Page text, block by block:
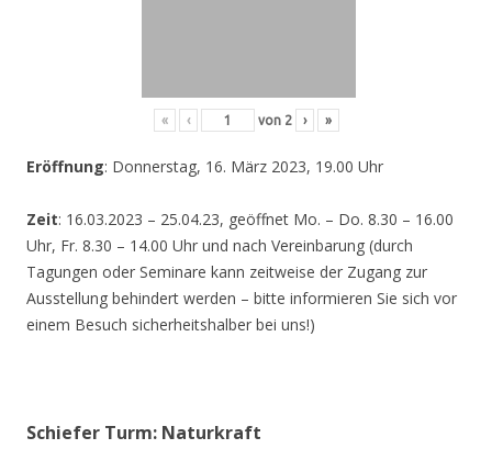
« ‹ von 2 › »
Eröffnung: Donnerstag, 16. März 2023, 19.00 Uhr
Zeit: 16.03.2023 – 25.04.23, geöffnet Mo. – Do. 8.30 – 16.00
Uhr, Fr. 8.30 – 14.00 Uhr und nach Vereinbarung (durch
Tagungen oder Seminare kann zeitweise der Zugang zur
Ausstellung behindert werden – bitte informieren Sie sich vor
einem Besuch sicherheitshalber bei uns!)
Schiefer Turm: Naturkraft